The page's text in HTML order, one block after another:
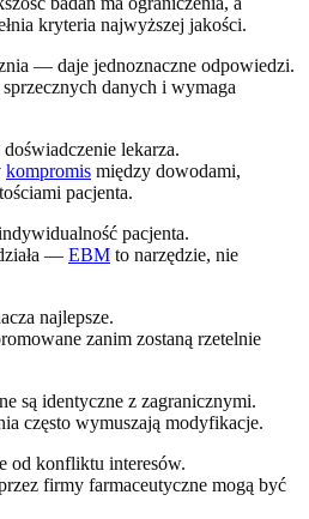
kryteria najwyższej jakości.
— daje jednoznaczne odpowiedzi.
sprzecznych danych i wymaga
doświadczenie lekarza.
kompromis między dowodami,
pacjenta.
pacjenta.
— EBM to narzędzie, nie
najlepsze.
zanim zostaną rzetelnie
są identyczne z zagranicznymi.
często wymuszają modyfikacje.
od konfliktu interesów.
firmy farmaceutyczne mogą być